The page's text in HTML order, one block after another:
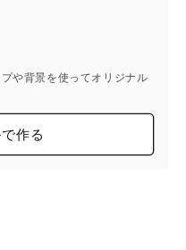
や背景を使ってオリジナル
作る